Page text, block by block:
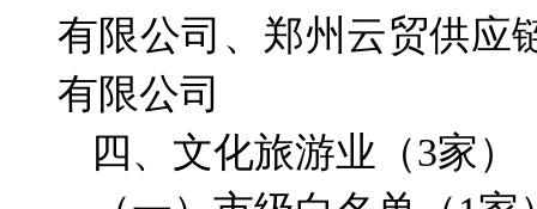
有限公司、郑州云贸供应
有限公司
四、文化旅游业（3家）